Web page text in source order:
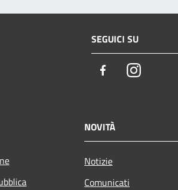
SEGUICI SU
FacebookInstagram
NOVITÀ
Notizie
Comunicati